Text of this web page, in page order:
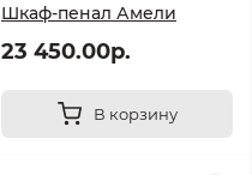
Шкаф-пенал Амели
23 450.00р.
В корзину